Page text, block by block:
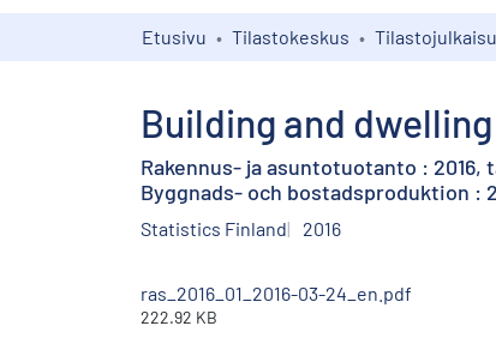
Etusivu Tilastokeskus
Building and
Rakennus- ja asuntotuotanto : 2016,
Byggnads- och bostadsproduktion :
Statistics Finland 2016
ras_2016_01_2016-03-24_en.pdf
222.92 KB